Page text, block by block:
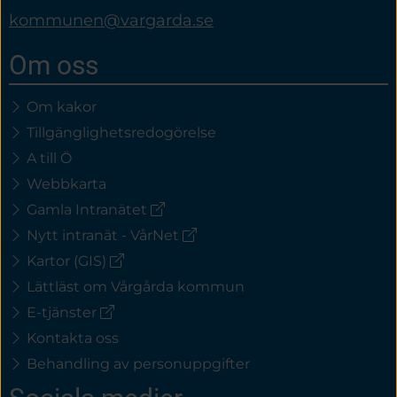
kommunen@vargarda.se
Om oss
Om kakor
Tillgänglighetsredogörelse
A till Ö
Webbkarta
Gamla Intranätet (extern
Nytt intranät - VårNet (extern
Kartor (GIS) (extern
länk)
Lättläst om Vårgårda kommun
E-tjänster (extern
Kontakta oss
Behandling av personuppgifter